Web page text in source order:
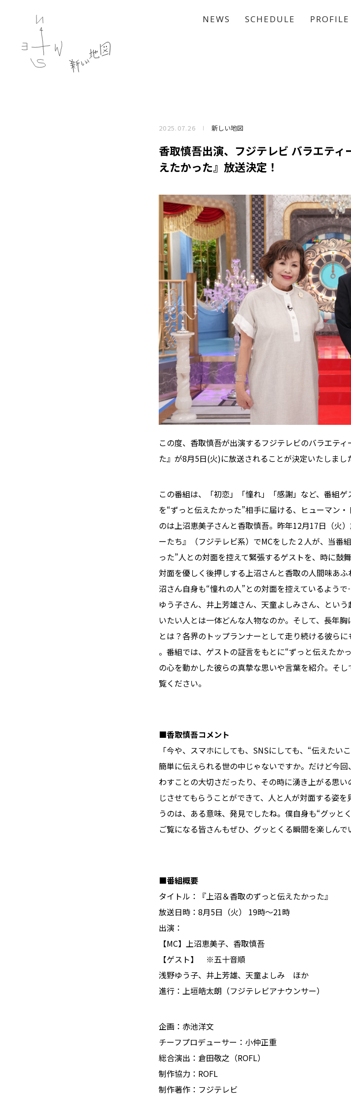
NEWS SCHEDULE PROFILE
2025.07.26 新しい地図
香取慎吾出演、フジテレビ バラエテ
えたかった』放送決定！
この度、香取慎吾が出演するフジテレビのバラエテ
た』が8月5日(火)に放送されることが決定いたしまし
この番組は、「初恋」「憧れ」「感謝」など、番組
を“ずっと伝えたかった”相手に届ける、ヒューマン
のは上沼恵美子さんと香取慎吾。昨年12月17日（火
ーたち』（フジテレビ系）でMCをした２人が、当番
った”人との対面を控えて緊張するゲストを、時に鼓
対面を優しく後押しする上沼さんと香取の人間味あ
沼さん自身も“憧れの人”との対面を控えているよう
ゆう子さん、井上芳雄さん、天童よしみさん、とい
いたい人とは一体どんな人物なのか。そして、長年
とは？各界のトップランナーとして走り続ける彼ら
――。番組では、ゲストの証言をもとに“ずっと伝えた
の心を動かした彼らの真摯な思いや言葉を紹介。そ
覧ください。
■香取慎吾コメント
「今や、スマホにしても、SNSにしても、“伝えたい
簡単に伝えられる世の中じゃないですか。だけど今
わすことの大切さだったり、その時に湧き上がる思
じさせてもらうことができて、人と人が対面する姿
うのは、ある意味、発見でしたね。僕自身も“グッと
ご覧になる皆さんもぜひ、グッとくる瞬間を楽しんで
■番組概要
タイトル：『上沼＆香取のずっと伝えたかった』
放送日時：8月5日（火） 19時～21時
出演：
【MC】上沼恵美子、香取慎吾
【ゲスト】 ※五十音順
浅野ゆう子、井上芳雄、天童よしみ ほか
進行：上垣皓太朗（フジテレビアナウンサー）
企画：赤池洋文
チーフプロデューサー：小仲正重
総合演出：倉田敬之（ROFL）
制作協力：ROFL
制作著作：フジテレビ